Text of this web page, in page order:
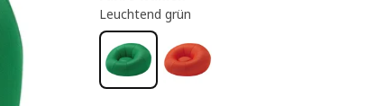
Leuchtend grün